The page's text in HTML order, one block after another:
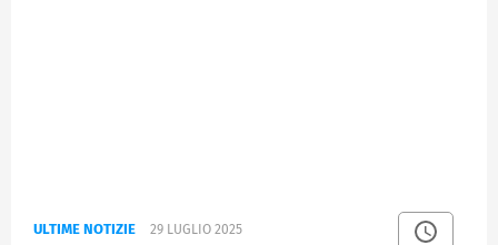
ULTIME NOTIZIE 29 LUGLIO 2025